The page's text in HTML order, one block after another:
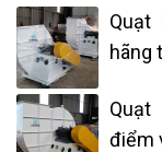
Quạt
hãng
điểm